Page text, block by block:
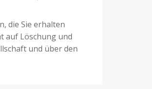
die Sie erhalten
auf Löschung und
und über den